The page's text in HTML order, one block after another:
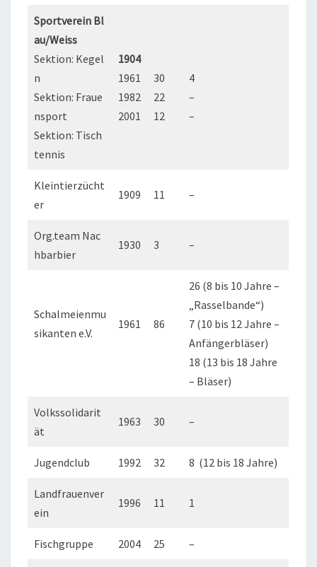
Sportverein Bl
au/Weiss
Sektion: Kegel
n
Sektion: Fraue
nsport
Sektion: Tisch
tennis
1904
1961
1982
2001
30
22
12
4
–
–
Kleintierzücht
er
1909 11 –
Org.team Nac
hbarbier
1930 3 –
Schalmeienmu
sikanten e.V.
1961 86
26 (8 bis 10 Jahre –
„Rasselbande“)
7 (10 bis 12 Jahre –
Anfängerbläser)
18 (13 bis 18 Jahre
– Bläser)
Volkssolidarit
ät
1963 30 –
Jugendclub 1992 32 8 (12 bis 18 Jahre)
Landfrauenver
ein
1996 11 1
Fischgruppe 2004 25 –